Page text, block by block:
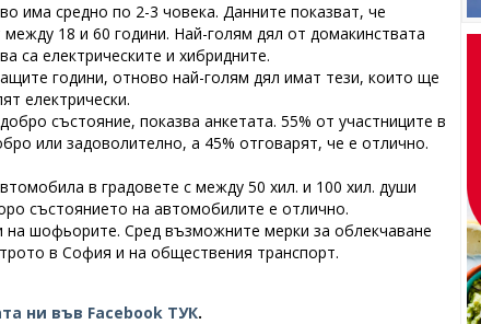
има средно по 2-3 човека. Данните показват, че
18 и 60 години. Най-голям дял от домакинствата
са електрическите и хибридните.
години, отново най-голям дял имат тези, които ще
електрически.
състояние, показва анкетата. 55% от участниците в
или задоволително, а 45% отговарят, че е отлично.
в градовете с между 50 хил. и 100 хил. души
състоянието на автомобилите е отлично.
шофьорите. Сред възможните мерки за облекчаване
в София и на обществения транспорт.
ни във Facebook ТУК.